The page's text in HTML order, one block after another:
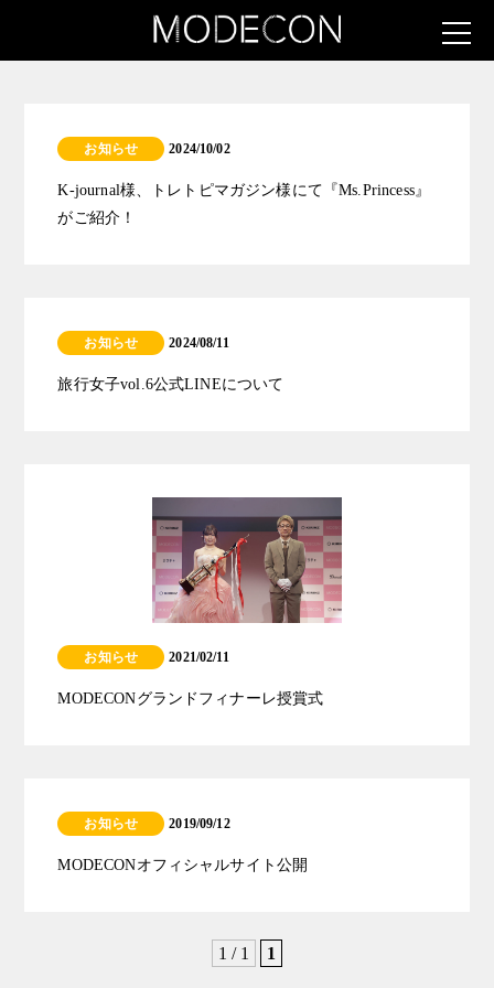
お知らせ 2024/10/02
K-journal様、トレトピマガジン様にて『Ms.Princess』
がご紹介！
お知らせ 2024/08/11
旅行女子vol.6公式LINEについて
お知らせ 2021/02/11
MODECONグランドフィナーレ授賞式
お知らせ 2019/09/12
MODECONオフィシャルサイト公開
1 / 1 1